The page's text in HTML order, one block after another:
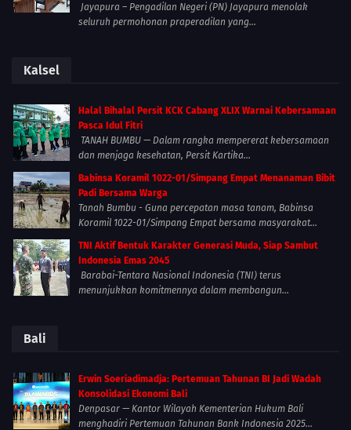
Jayapura – Pengadilan Negeri (PN) Jayapura menolak
seluruh permohonan praperadilan yang...
Kalsel
Halal Bihalal Persit KCK Cabang XLIX Warnai Kebersamaan
Pasca Idul Fitri
TANAH BUMBU — Dalam rangka mempererat kebersamaan
dan menjaga kesehatan, Persit Kartika...
Babinsa Koramil 1022-01/Simpang Empat Menanaman Bibit
Padi Bersama Warga
Tanah Bumbu - Guna percepatan masa tanam, Babinsa
Koramil 1022-01/Simpang Empat bersama masyarakat...
TNI Aktif Bentuk Karakter Generasi Muda, Siap Sambut
Indonesia Emas 2045
Barabai-Tentara Nasional Indonesia (TNI) terus
menunjukkan komitmennya dalam membangun...
Bali
Erwin Soeriadimadja: Pertemuan Tahunan BI Jadi Wadah
Konsolidasi Ekonomi Bali
Denpasar — Kantor Wilayah Kementerian Hukum Bali
menghadiri Pertemuan Tahunan Bank Indonesia 2025...